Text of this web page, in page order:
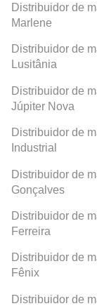
Distribuidor de
Prosperidade
Distribuidor de
Marlene
Distribuidor de
Lusitânia
Distribuidor de
Júpiter Nova
Distribuidor de
Industrial
Distribuidor de
Gonçalves
Distribuidor de
Ferreira
Distribuidor de
Fênix
Distribuidor de